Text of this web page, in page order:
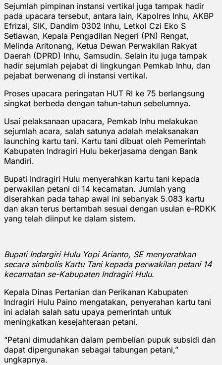
Sejumlah pimpinan instansi vertikal juga tampak hadir
pada upacara tersebut, antara lain, Kapolres Inhu, AKBP
Efrizal, SIK, Dandim 0302 Inhu, Letkol Czi Eko S
Setiawan, Kepala Pengadilan Negeri (PN) Rengat,
Melinda Aritonang, Ketua Dewan Perwakilan Rakyat
Daerah (DPRD) Inhu, Samsudin. Selain itu juga tampak
hadir sejumlah pejabat di lingkungan Pemkab Inhu, dan
pejabat berwenang di instansi vertikal.
Proses upacara peringatan HUT RI ke 75 berlangsung
singkat berbeda dengan tahun-tahun sebelumnya.
Usai pelaksanaan upacara, Pemkab Inhu melakukan
sejumlah acara, salah satunya adalah melaksanakan
launching kartu tani. Kartu tani dibuat oleh Pemerintah
Kabupaten Indragiri Hulu bekerjasama dengan Bank
Mandiri.
Bupati Indragiri Hulu menyerahkan kartu tani kepada
perwakilan petani di 14 kecamatan. Jumlah yang
diserahkan pada tahap awal ini sebanyak 5.083 kartu
dan akan terus bertambah sesuai dengan usulan e-RDKK
yang telah diinput ke dalam sistem.
Bupati Indargiri Hulu Yopi Arianto, SE menyerahkan
secara simbolis Kartu Tani kepada perwakilan petani 14
kecamatan se-Kabupaten Indragiri Hulu.
Kepala Dinas Pertanian dan Perikanan Kabupaten
Indragiri Hulu Paino mengatakan, penyerahan kartu tani
ini adalah salah satu upaya pemerintah untuk
meningkatkan kesejahteraan petani.
“Petani dimudahkan dalam pembelian pupuk subsidi dan
dapat dipergunakan sebagai tabungan petani,”
ungkapnya.